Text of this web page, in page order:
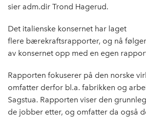
sier adm.dir Trond Hagerud.
Det italienske konsernet har laget
flere bærekraftsrapporter, og nå
av konsernet opp med en egen
Rapporten fokuserer på den norske
omfatter derfor bl.a. fabrikken og
Sagstua. Rapporten viser den
de jobber etter, og omfatter da også